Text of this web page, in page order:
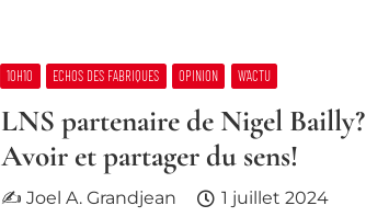
10H10 ECHOS DES FABRIQUES OPINION W’ACTU
LNS partenaire de Nigel Bailly?
Avoir et partager du sens!
✍ Joel A. Grandjean
1 juillet 2024